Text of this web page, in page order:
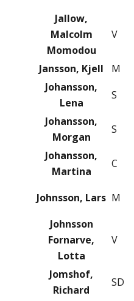
Jallow,
Malcolm
Momodou
V
Jansson, Kjell M
Johansson,
Lena
S
Johansson,
Morgan
S
Johansson,
Martina
C
Johnsson, Lars M
Johnsson
Fornarve,
Lotta
V
Jomshof,
Richard
SD